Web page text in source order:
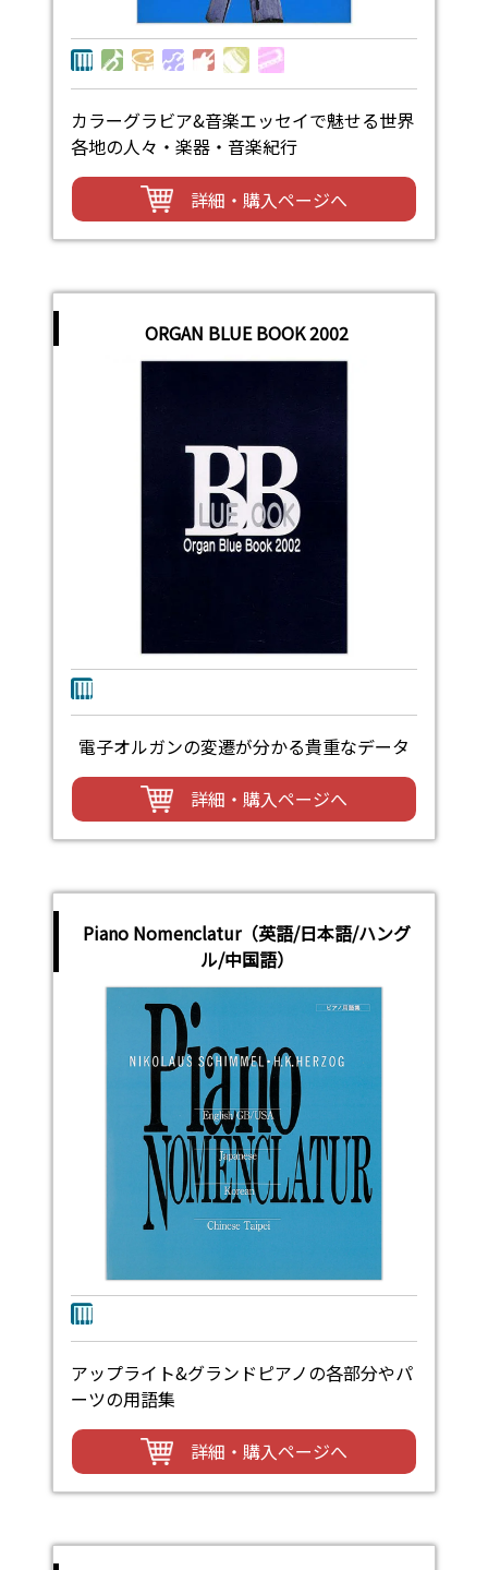
カラーグラビア&音楽エッセイで魅せる世界
各地の人々・楽器・音楽紀行
詳細・購入ページへ
ORGAN BLUE BOOK 2002
電子オルガンの変遷が分かる貴重なデータ
詳細・購入ページへ
Piano Nomenclatur（英語/日本語/ハング
ル/中国語）
アップライト&グランドピアノの各部分やパ
ーツの用語集
詳細・購入ページへ